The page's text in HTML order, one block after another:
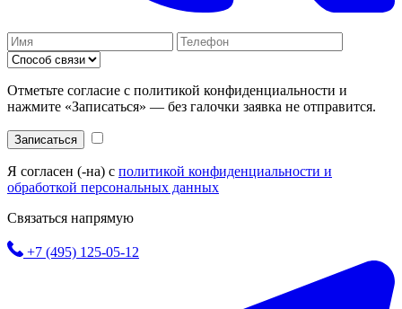
Отметьте согласие с политикой конфиденциальности и
нажмите «Записаться» — без галочки заявка не отправится.
Записаться
Я согласен (-на) с политикой конфиденциальности и
обработкой персональных данных
Связаться напрямую
+7 (495) 125-05-12